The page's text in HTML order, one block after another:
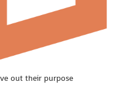
out their purpose